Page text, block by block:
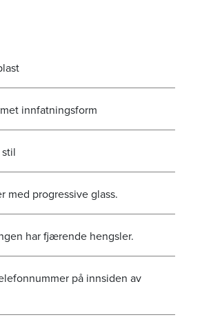
innfatningsform
med progressive glass.
har fjærende hengsler.
på innsiden av